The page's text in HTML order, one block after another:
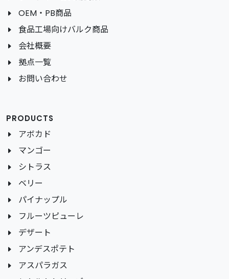
OEM・PB商品
食品工場向けバルク商品
会社概要
拠点一覧
お問い合わせ
PRODUCTS
アボカド
マンゴー
シトラス
ベリー
パイナップル
フルーツピューレ
デザート
アンデスポテト
アスパラガス